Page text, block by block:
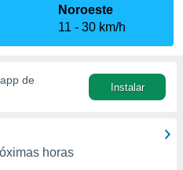
Noroeste
11
30 km/h
de
Instalar
horas